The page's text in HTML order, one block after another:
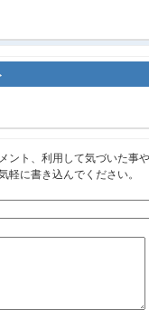
ント、利用して気づいた事
軽に書き込んでください。